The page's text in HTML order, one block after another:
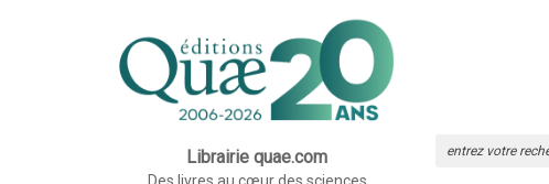
Librairie quae.com
Des livres au cœur des sciences